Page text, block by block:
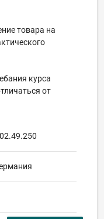
товара на
курса
от